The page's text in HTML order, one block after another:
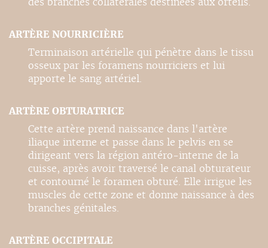
ARTÈRE NOURRICIÈRE
Terminaison artérielle qui pénètre dans le tissu
osseux par les foramens nourriciers et lui
apporte le sang artériel.
ARTÈRE OBTURATRICE
Cette artère prend naissance dans l'artère
iliaque interne et passe dans le pelvis en se
dirigeant vers la région antéro-interne de la
cuisse, après avoir traversé le canal obturateur
et contourné le foramen obturé. Elle irrigue les
muscles de cette zone et donne naissance à des
branches génitales.
ARTÈRE OCCIPITALE